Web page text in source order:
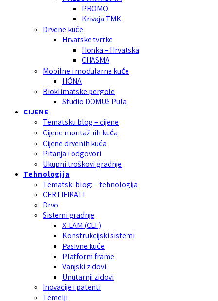
PROMO
Krivaja TMK
Drvene kuće
Hrvatske tvrtke
Honka – Hrvatska
CHASMA
Mobilne i modularne kuće
HÖNA
Bioklimatske pergole
Studio DOMUS Pula
CIJENE
Tematsku blog – cijene
Cijene montažnih kuća
Cijene drvenih kuća
Pitanja i odgovori
Ukupni troškovi gradnje
Tehnologija
Tematski blog: – tehnologija
CERTIFIKATI
Drvo
Sistemi gradnje
X-LAM (CLT)
Konstrukcijski sistemi
Pasivne kuće
Platform frame
Vanjski zidovi
Unutarnji zidovi
Inovacije i patenti
Temelji